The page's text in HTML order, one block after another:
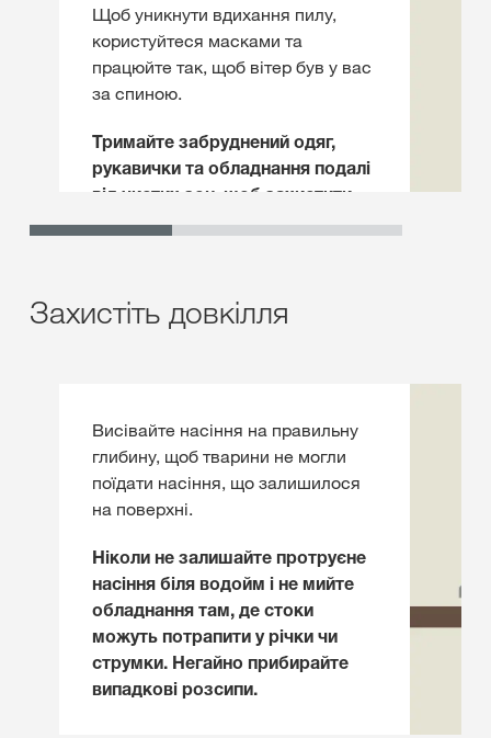
Щоб уникнути вдихання пилу,
користуйтеся масками та
працюйте так, щоб вітер був у вас
за спиною.
Тримайте забруднений одяг,
рукавички та обладнання подалі
від чистих зон, щоб захистити
інших.
Захистіть довкілля
Висівайте насіння на правильну
глибину, щоб тварини не могли
поїдати насіння, що залишилося
на поверхні.
Ніколи не залишайте протруєне
насіння біля водойм і не мийте
обладнання там, де стоки
можуть потрапити у річки чи
струмки. Негайно прибирайте
випадкові розсипи.